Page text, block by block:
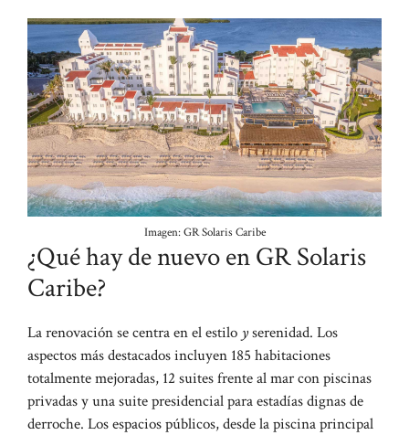
Imagen: GR Solaris Caribe
¿Qué hay de nuevo en GR Solaris
Caribe?
La renovación se centra en el estilo yserenidad. Los
aspectos más destacados incluyen 185 habitaciones
totalmente mejoradas, 12 suites frente al mar con piscinas
privadas y una suite presidencial para estadías dignas de
derroche. Los espacios públicos, desde la piscina principal